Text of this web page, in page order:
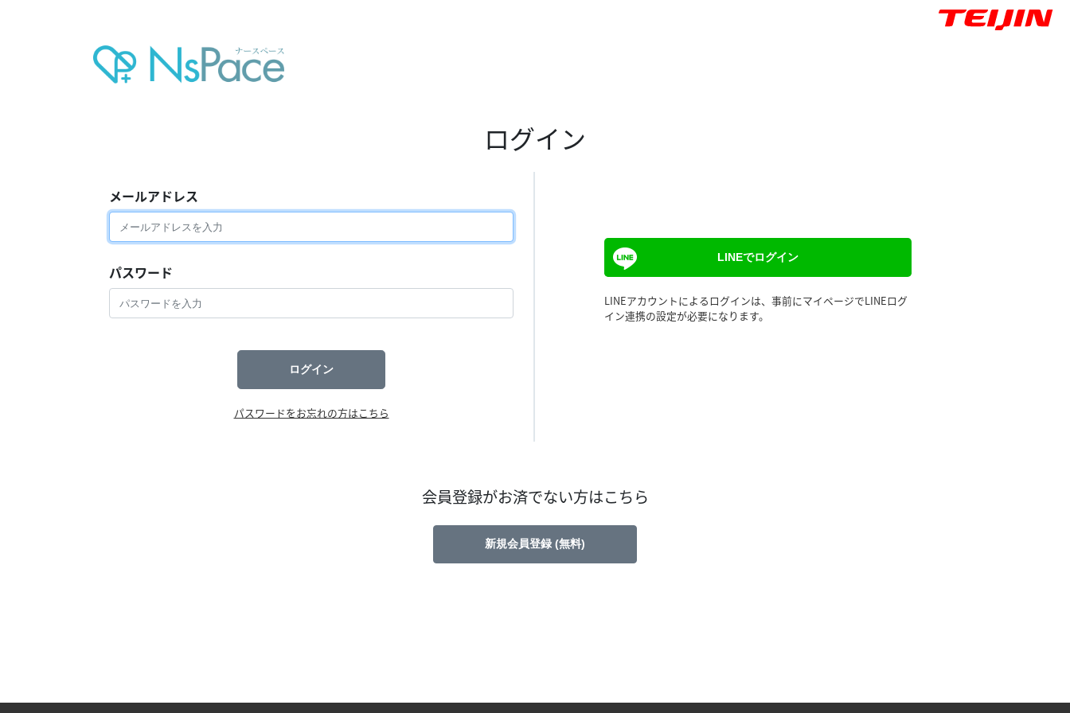
ログイン
メールアドレス
パスワード
ログイン
パスワードをお忘れの方はこちら
LINEでログイン
LINEアカウントによるログインは、事前にマイページでLINEログ
イン連携の設定が必要になります。
会員登録がお済でない方はこちら
新規会員登録 (無料)